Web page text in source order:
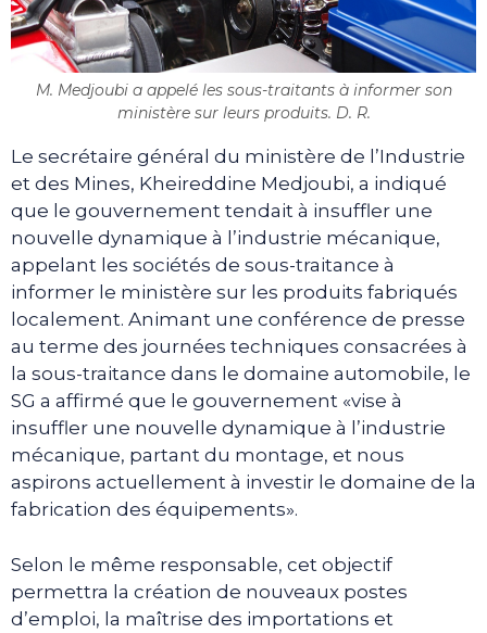
M. Medjoubi a appelé les sous-traitants à informer son
ministère sur leurs produits. D. R.
Le secrétaire général du ministère de l’Industrie
et des Mines, Kheireddine Medjoubi, a indiqué
que le gouvernement tendait à insuffler une
nouvelle dynamique à l’industrie mécanique,
appelant les sociétés de sous-traitance à
informer le ministère sur les produits fabriqués
localement. Animant une conférence de presse
au terme des journées techniques consacrées à
la sous-traitance dans le domaine automobile, le
SG a affirmé que le gouvernement «vise à
insuffler une nouvelle dynamique à l’industrie
mécanique, partant du montage, et nous
aspirons actuellement à investir le domaine de la
fabrication des équipements».
Selon le même responsable, cet objectif
permettra la création de nouveaux postes
d’emploi, la maîtrise des importations et